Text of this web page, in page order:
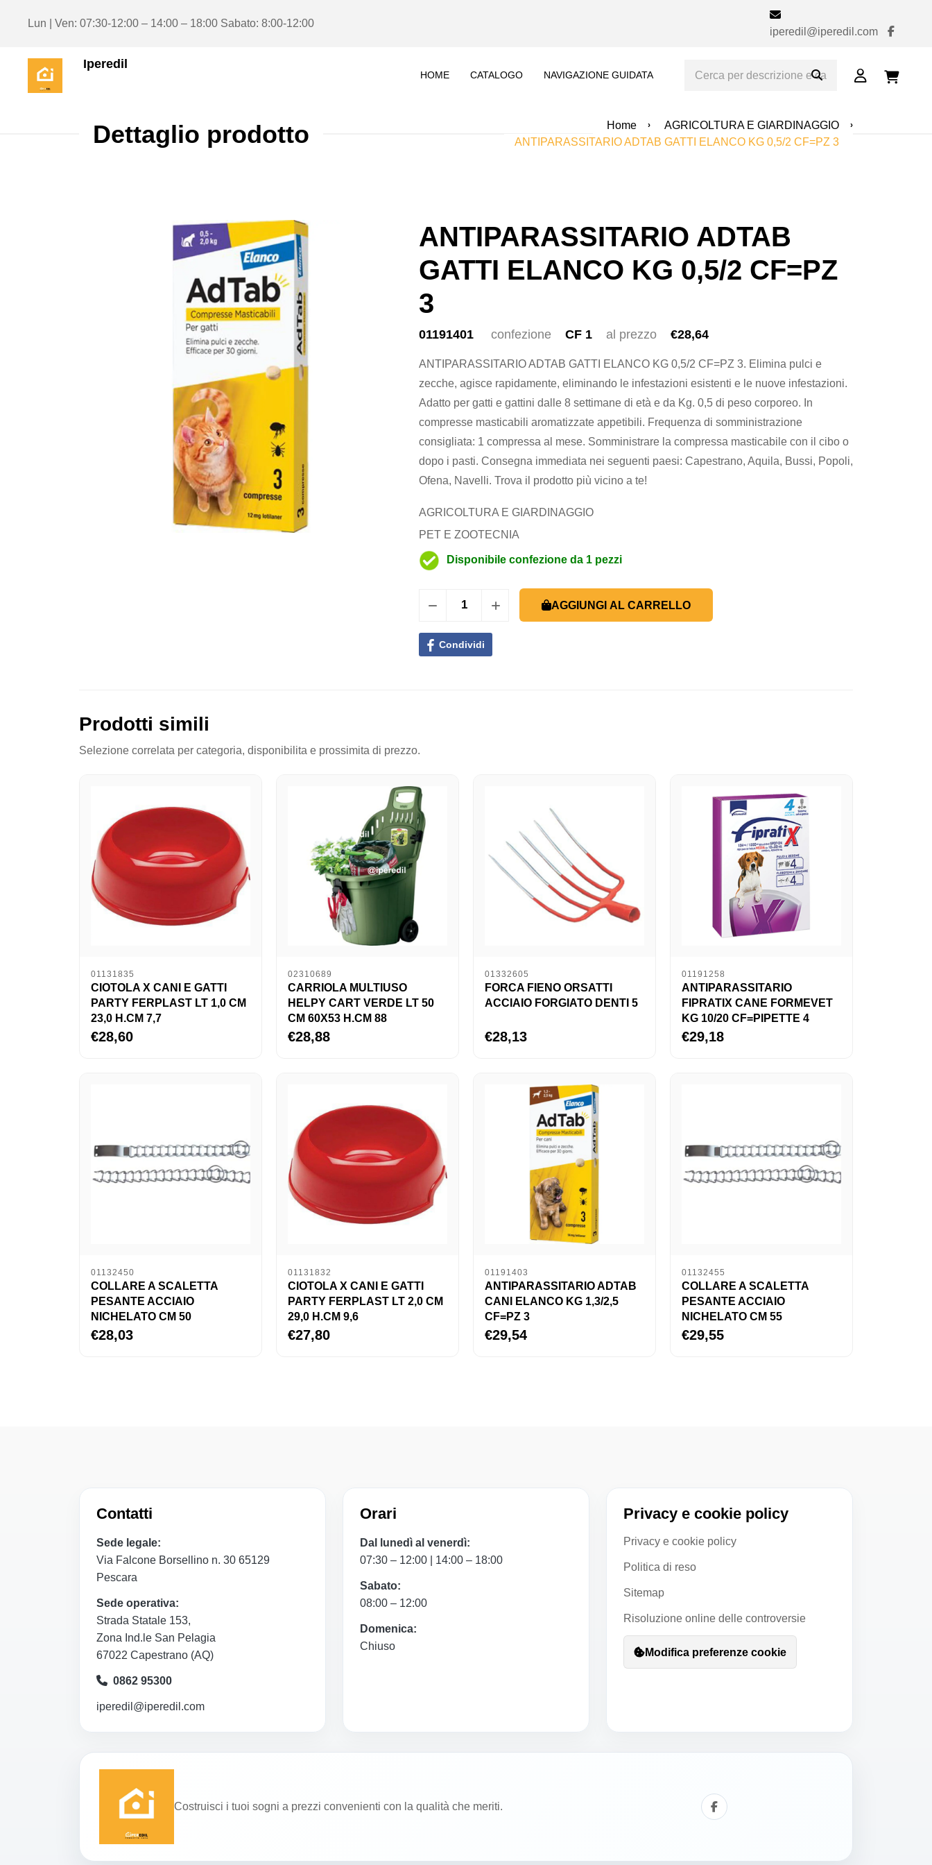
Lun | Ven: 07:30-12:00 – 14:00 – 18:00 Sabato: 8:00-12:00
iperedil@iperedil.com
Iperedil
HOME CATALOGO NAVIGAZIONE GUIDATA
Dettaglio prodotto Home
AGRICOLTURA E GIARDINAGGIO
ANTIPARASSITARIO ADTAB GATTI ELANCO KG 0,5/2 CF=PZ 3
ANTIPARASSITARIO ADTAB
GATTI ELANCO KG 0,5/2 CF=PZ
3
01191401 confezione CF 1 al prezzo €28,64
ANTIPARASSITARIO ADTAB GATTI ELANCO KG 0,5/2 CF=PZ 3. Elimina pulci e
zecche, agisce rapidamente, eliminando le infestazioni esistenti e le nuove infestazioni.
Adatto per gatti e gattini dalle 8 settimane di età e da Kg. 0,5 di peso corporeo. In
compresse masticabili aromatizzate appetibili. Frequenza di somministrazione
consigliata: 1 compressa al mese. Somministrare la compressa masticabile con il cibo o
dopo i pasti. Consegna immediata nei seguenti paesi: Capestrano, Aquila, Bussi, Popoli,
Ofena, Navelli. Trova il prodotto più vicino a te!
AGRICOLTURA E GIARDINAGGIO
PET E ZOOTECNIA
Disponibile confezione da 1 pezzi
AGGIUNGI AL CARRELLO
Condividi
Prodotti simili
Selezione correlata per categoria, disponibilita e prossimita di prezzo.
01131835
CIOTOLA X CANI E GATTI
PARTY FERPLAST LT 1,0 CM
23,0 H.CM 7,7
€28,60
02310689
CARRIOLA MULTIUSO
HELPY CART VERDE LT 50
CM 60X53 H.CM 88
€28,88
01332605
FORCA FIENO ORSATTI
ACCIAIO FORGIATO DENTI 5
€28,13
01191258
ANTIPARASSITARIO
FIPRATIX CANE FORMEVET
KG 10/20 CF=PIPETTE 4
€29,18
01132450
COLLARE A SCALETTA
PESANTE ACCIAIO
NICHELATO CM 50
€28,03
01131832
CIOTOLA X CANI E GATTI
PARTY FERPLAST LT 2,0 CM
29,0 H.CM 9,6
€27,80
01191403
ANTIPARASSITARIO ADTAB
CANI ELANCO KG 1,3/2,5
CF=PZ 3
€29,54
01132455
COLLARE A SCALETTA
PESANTE ACCIAIO
NICHELATO CM 55
€29,55
Contatti
Sede legale:
Via Falcone Borsellino n. 30 65129
Pescara
Sede operativa:
Strada Statale 153,
Zona Ind.le San Pelagia
67022 Capestrano (AQ)
0862 95300
iperedil@iperedil.com
Orari
Dal lunedì al venerdì:
07:30 – 12:00 | 14:00 – 18:00
Sabato:
08:00 – 12:00
Domenica:
Chiuso
Privacy e cookie policy
Privacy e cookie policy
Politica di reso
Sitemap
Risoluzione online delle controversie
Modifica preferenze cookie
Costruisci i tuoi sogni a prezzi convenienti con la qualità che meriti.